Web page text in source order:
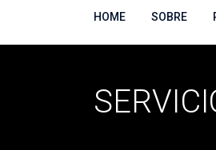
HOME SOBRE
Portada»Servicios